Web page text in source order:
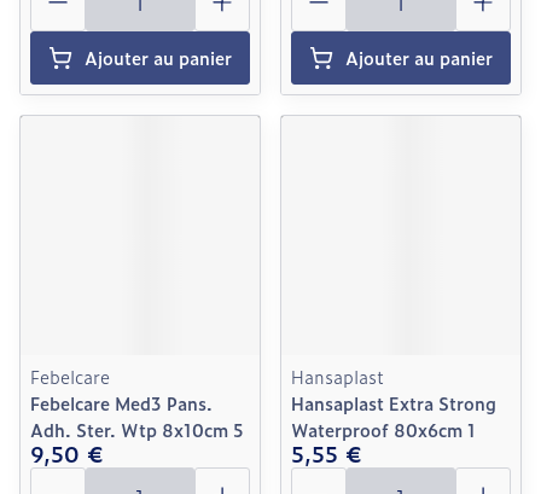
Ajouter au panier Ajouter au panier
Febelcare
Febelcare Med3 Pans.
Adh. Ster. Wtp 8x10cm 5
9,50 €
Quantité
Hansaplast
Hansaplast Extra Strong
Waterproof 80x6cm 1
5,55 €
Quantité